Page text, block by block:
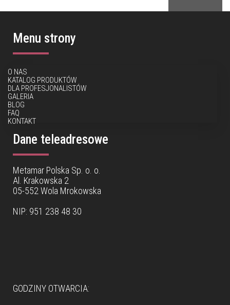
Menu strony
O NAS
KATALOG PRODUKTÓW
DLA PROFESJONALISTÓW
GALERIA
BLOG
FAQ
KONTAKT
Dane teleadresowe
Metamar Polska Sp. o. o.
Al. Krakowska 2
05-552 Wola Mrokowska
NIP: 951 238 48 30
GODZINY OTWARCIA: